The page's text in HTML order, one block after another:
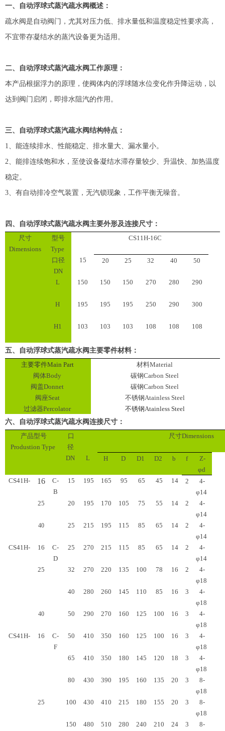
一、 自动浮球式蒸汽疏水阀概述：
疏水阀是自动阀门，尤其对压力低、排水量低和温度稳定性要求高，
不宜带存凝结水的蒸汽设备更为适用。
二、 自动浮球式蒸汽疏水阀工作原理：
本产品根据浮力的原理，使阀体内的浮球随水位变化作升降运动，以
达到阀门启闭，即排水阻汽的作用。
三、 自动浮球式蒸汽疏水阀结构特点：
1、能连续排水、性能稳定、排水量大、漏水量小。
2、能排连续饱和水，至使设备凝结水滞存量较少、升温快、加热温度
稳定。
3、有自动排冷空气装置，无汽锁现象，工作平衡无噪音。
四、 自动浮球式蒸汽疏水阀主要外形及连接尺寸 ：
尺寸
Dimensions
型号
Type
CS11H-16C
口径
DN
15 20 25 32 40 50
L 150 150 150 270 280 290
H 195 195 195 250 290 300
H1 103 103 103 108 108 108
五、 自动浮球式蒸汽疏水阀主要零件材料 ：
主要零件Main Part 材料Material
阀体Body 碳钢Carbon Steel
阀盖Donnet 碳钢Carbon Steel
阀座Seat 不锈钢Atainless Steel
过滤器Percolator 不锈钢Atainless Steel
六、
自动浮球式蒸汽疏水阀连接尺寸：
产品型号
Produstion Type
口
径
尺寸Dimensions
DN L H D D1 D2 b f
Z-
φd
CS41H-
16
C-
B
15 195 165 95 65 45 14 2
4-
φ14
25
20 195 170 105 75 55 14 2
4-
φ14
40 25 215 195 115 85 65 14 2
4-
φ14
CS41H-
16
C-
D
25 270 215 115 85 65 14 2
4-
φ14
25
32 270 220 135 100 78 16 2
4-
φ18
40
280 260 145 110 85 16 3
4-
φ18
40 50 290 270 160 125 100 16 3
4-
φ18
CS41H-
16
C-
F
50 410 350 160 125 100 16 3
4-
φ18
65
410 350 180 145 120 18 3
4-
φ18
80
430 390 195 160 135 20 3
8-
φ18
25
100 430 410 215 180 155 20 3
8-
φ18
150
480 510 280 240 210 24 3
8-